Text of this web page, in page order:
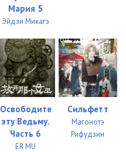
Мария 5
Эйдзи Микагэ
Освободите
эту Ведьму.
Часть 6
ER MU
Сильфетт
Магонотэ
Рифудзин